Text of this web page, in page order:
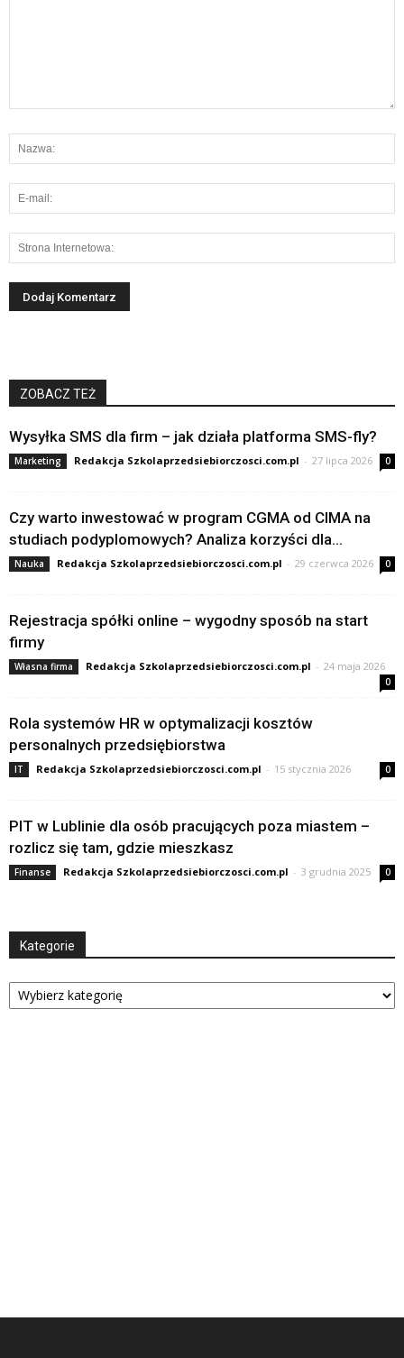
ZOBACZ TEŻ
Wysyłka SMS dla firm – jak działa platforma SMS-fly?
Marketing Redakcja Szkolaprzedsiebiorczosci.com.pl - 27 lipca 2026 0
Czy warto inwestować w program CGMA od CIMA na
studiach podyplomowych? Analiza korzyści dla...
Nauka Redakcja Szkolaprzedsiebiorczosci.com.pl - 29 czerwca 2026 0
Rejestracja spółki online – wygodny sposób na start
firmy
Własna firma Redakcja Szkolaprzedsiebiorczosci.com.pl - 24 maja 2026
0
Rola systemów HR w optymalizacji kosztów
personalnych przedsiębiorstwa
IT Redakcja Szkolaprzedsiebiorczosci.com.pl - 15 stycznia 2026 0
PIT w Lublinie dla osób pracujących poza miastem –
rozlicz się tam, gdzie mieszkasz
Finanse Redakcja Szkolaprzedsiebiorczosci.com.pl - 3 grudnia 2025 0
Kategorie
Kategorie